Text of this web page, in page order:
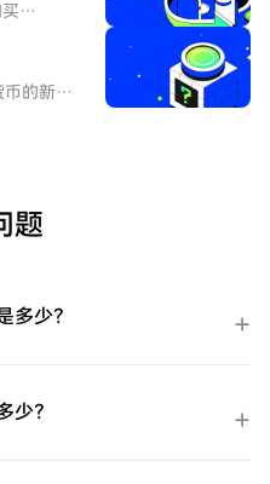
。跟随我
您的电
在HTX
您HTX
场外
的HTX
的新维
发展的
系统中
仅是另
么是
资产世
题
多少？
少？